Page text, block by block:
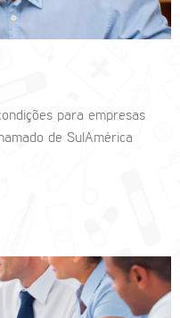
para empresas
de SulAmérica